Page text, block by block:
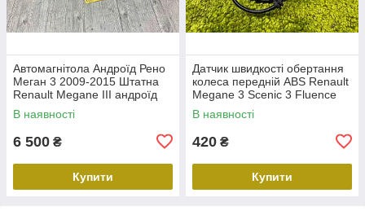
Автомагнітола Андроїд Рено
Меган 3 2009-2015 Штатна
Renault Megane III андроїд
10.0 1G RAM 16Gb ROM Wi-
Fi камера
В наявності
6 500 ₴
Купити
Датчик швидкості обертання
колеса передній ABS Renault
Megane 3 Scenic 3 Fluence
Duster Датчик ABS передній
Рено Меган 3 479109155
В наявності
420 ₴
Купити